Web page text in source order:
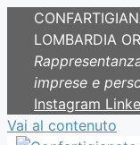
LOMBARDIA
imprese e
Instagram
Vai al contenuto